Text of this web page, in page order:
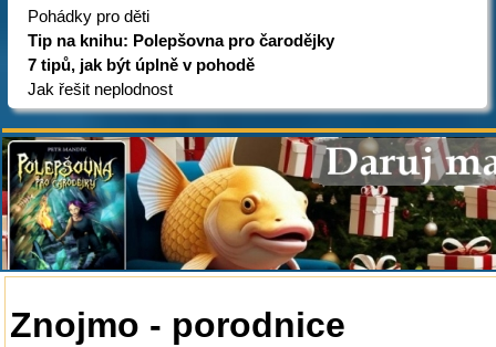
Pohádky pro děti
Tip na knihu: Polepšovna pro čarodějky
7 tipů, jak být úplně v pohodě
Jak řešit neplodnost
Znojmo - porodnice